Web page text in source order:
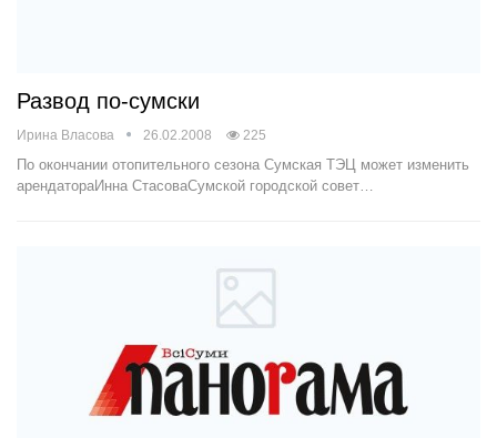
Развод по-сумски
Ирина Власова 26.02.2008 225
По окончании отопительного сезона Сумская ТЭЦ может изменить
арендатораИнна СтасоваСумской городской совет…